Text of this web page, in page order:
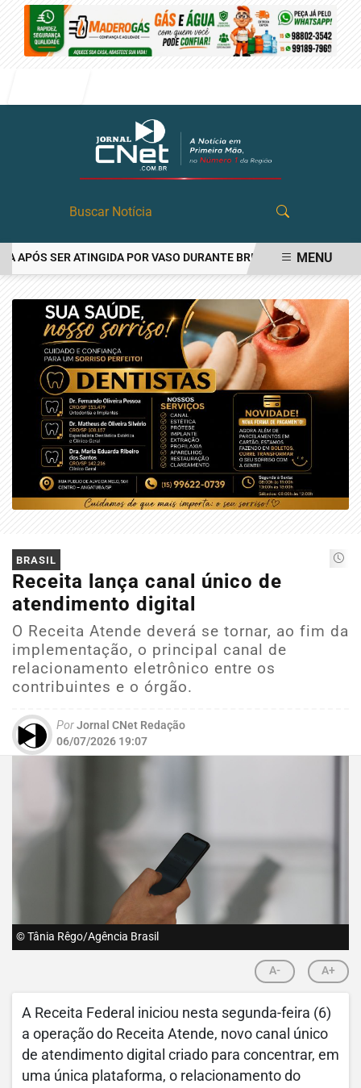
SER ATINGIDA POR VASO DURANTE BRIGA FAMILIAR EMMENU
BRASIL
Receita lança canal único de
atendimento digital
O Receita Atende deverá se tornar, ao fim da
implementação, o principal canal de
relacionamento eletrônico entre os
contribuintes e o órgão.
PorJornal CNet Redação
06/07/2026 19:07
© Tânia Rêgo/Agência Brasil
A- A+
A Receita Federal iniciou nesta segunda-feira (6)
a operação do Receita Atende, novo canal único
de atendimento digital criado para concentrar, em
uma única plataforma, o relacionamento do